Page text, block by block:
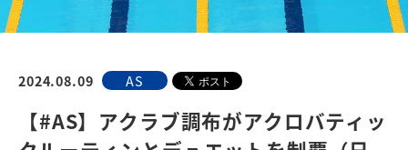
2024.08.09 AS
【#AS】アクラブ調布がアクロバティッ